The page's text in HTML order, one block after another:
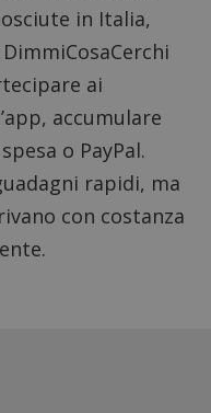
in Italia,
ai
accumulare
o PayPal.
rapidi, ma
con costanza